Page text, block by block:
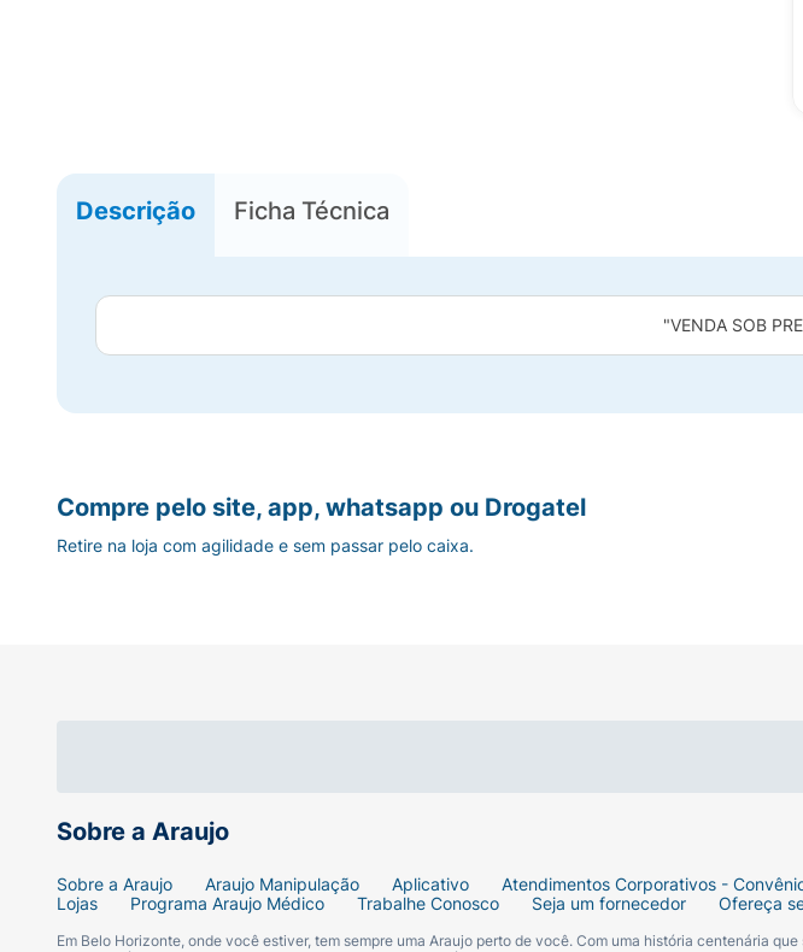
Descrição Ficha Técnica
"VENDA SOB
Sobre a Araujo
Sobre a Araujo Araujo Manipulação Aplicativo Atendimentos Corporativos -
Lojas
Programa Araujo Médico Trabalhe Conosco Seja um fornecedor Ofereça
Em Belo Horizonte, onde você estiver, tem sempre uma Araujo perto de você. Com uma história centenária
Compre pelo site, app, whatsapp ou Drogatel
Retire na loja com agilidade e sem passar pelo caixa.